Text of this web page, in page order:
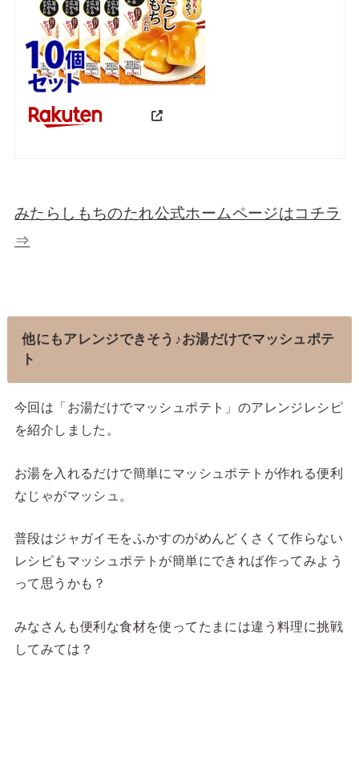
みたらしもちのたれ公式ホームページはコチラ
⇒
他にもアレンジできそう♪お湯だけでマッシュポテ
ト
今回は「お湯だけでマッシュポテト」のアレンジレシピ
を紹介しました。
お湯を入れるだけで簡単にマッシュポテトが作れる便利
なじゃがマッシュ。
普段はジャガイモをふかすのがめんどくさくて作らない
レシピもマッシュポテトが簡単にできれば作ってみよう
って思うかも？
みなさんも便利な食材を使ってたまには違う料理に挑戦
してみては？